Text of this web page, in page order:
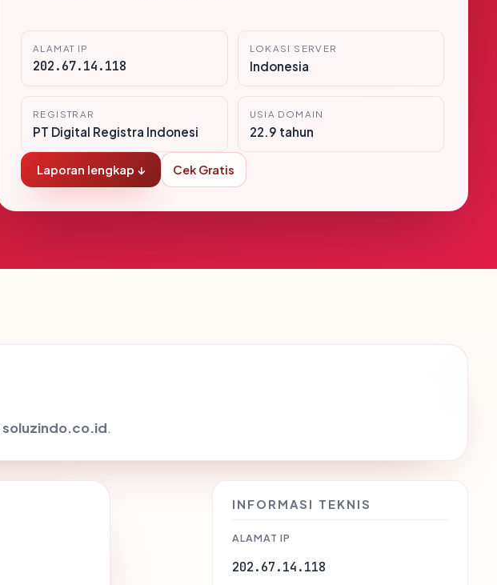
ALAMAT IP
202.67.14.118
LOKASI SERVER
Indonesia
REGISTRAR
PT Digital Registra Indonesi
USIA DOMAIN
22.9 tahun
Laporan lengkap ↓ Cek Gratis
soluzindo.co.id.
INFORMASI TEKNIS
ALAMAT IP
202.67.14.118